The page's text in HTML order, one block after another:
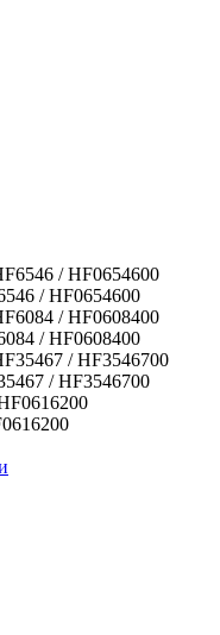
/ HF0654600
/ HF0608400
/ HF3546700